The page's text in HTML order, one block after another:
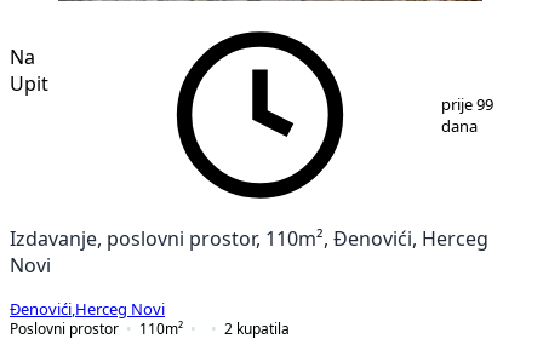
11
Na
Upit
prije 99
dana
Izdavanje, poslovni prostor, 110m², Đenovići, Herceg
Novi
Đenovići Herceg Novi
Poslovni prostor
110m² 2 kupatila